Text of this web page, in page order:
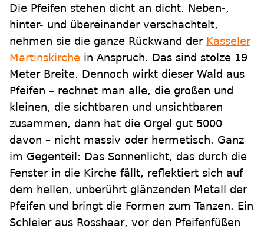
Die Pfeifen stehen dicht an dicht. Neben-,
hinter- und übereinander verschachtelt,
nehmen sie die ganze Rückwand der Kasseler
Martinskirche in Anspruch. Das sind stolze 19
Meter Breite. Dennoch wirkt dieser Wald aus
Pfeifen – rechnet man alle, die großen und
kleinen, die sichtbaren und unsichtbaren
zusammen, dann hat die Orgel gut 5000
davon – nicht massiv oder hermetisch. Ganz
im Gegenteil: Das Sonnenlicht, das durch die
Fenster in die Kirche fällt, reflektiert sich auf
dem hellen, unberührt glänzenden Metall der
Pfeifen und bringt die Formen zum Tanzen. Ein
Schleier aus Rosshaar, vor den Pfeifenfüßen